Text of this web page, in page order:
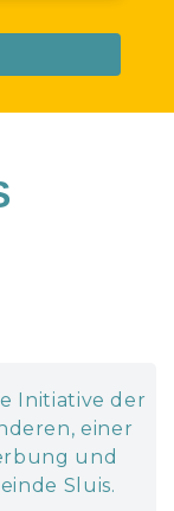
Initiative der
einer
und
Sluis.